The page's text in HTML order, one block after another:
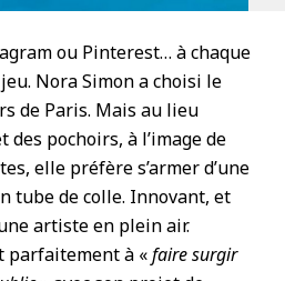
ou Pinterest… à chaque
Nora Simon a choisi le
de Paris. Mais au lieu
des pochoirs, à l’image de
elle préfère s’armer d’une
tube de colle. Innovant, et
artiste en plein air.
parfaitement à «faire surgir